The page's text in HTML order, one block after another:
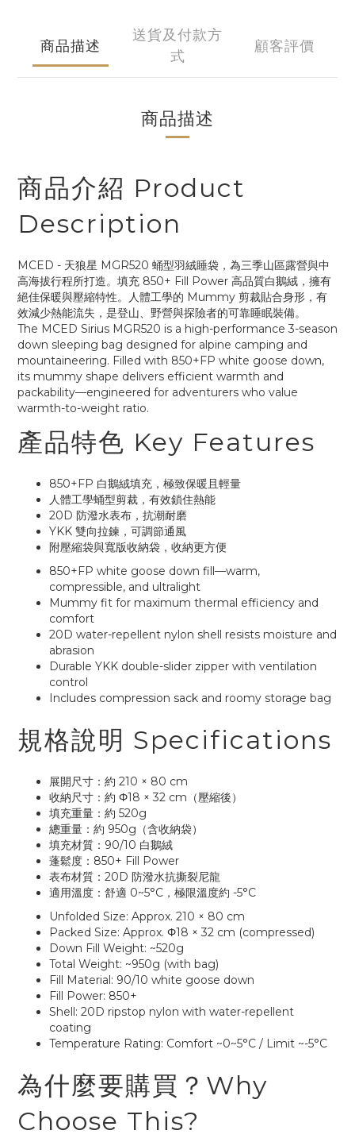
商品描述
送貨及付款方
式
顧客評價
商品描述
商品介紹 Product
Description
MCED - 天狼星 MGR520 蛹型羽絨睡袋，為三季山區露營與中
高海拔行程所打造。填充 850+ Fill Power 高品質白鵝絨，擁有
絕佳保暖與壓縮特性。人體工學的 Mummy 剪裁貼合身形，有
效減少熱能流失，是登山、野營與探險者的可靠睡眠裝備。
The MCED Sirius MGR520 is a high-performance 3-season
down sleeping bag designed for alpine camping and
mountaineering. Filled with 850+FP white goose down,
its mummy shape delivers efficient warmth and
packability—engineered for adventurers who value
warmth-to-weight ratio.
產品特色 Key Features
850+FP 白鵝絨填充，極致保暖且輕量
人體工學蛹型剪裁，有效鎖住熱能
20D 防潑水表布，抗潮耐磨
YKK 雙向拉鍊，可調節通風
附壓縮袋與寬版收納袋，收納更方便
850+FP white goose down fill—warm,
compressible, and ultralight
Mummy fit for maximum thermal efficiency and
comfort
20D water-repellent nylon shell resists moisture and
abrasion
Durable YKK double-slider zipper with ventilation
control
Includes compression sack and roomy storage bag
規格說明 Specifications
展開尺寸：約 210 × 80 cm
收納尺寸：約 Φ18 × 32 cm（壓縮後）
填充重量：約 520g
總重量：約 950g（含收納袋）
填充材質：90/10 白鵝絨
蓬鬆度：850+ Fill Power
表布材質：20D 防潑水抗撕裂尼龍
適用溫度：舒適 0~5°C，極限溫度約 -5°C
Unfolded Size: Approx. 210 × 80 cm
Packed Size: Approx. Φ18 × 32 cm (compressed)
Down Fill Weight: ~520g
Total Weight: ~950g (with bag)
Fill Material: 90/10 white goose down
Fill Power: 850+
Shell: 20D ripstop nylon with water-repellent
coating
Temperature Rating: Comfort ~0~5°C / Limit ~-5°C
為什麼要購買？Why
Choose This?